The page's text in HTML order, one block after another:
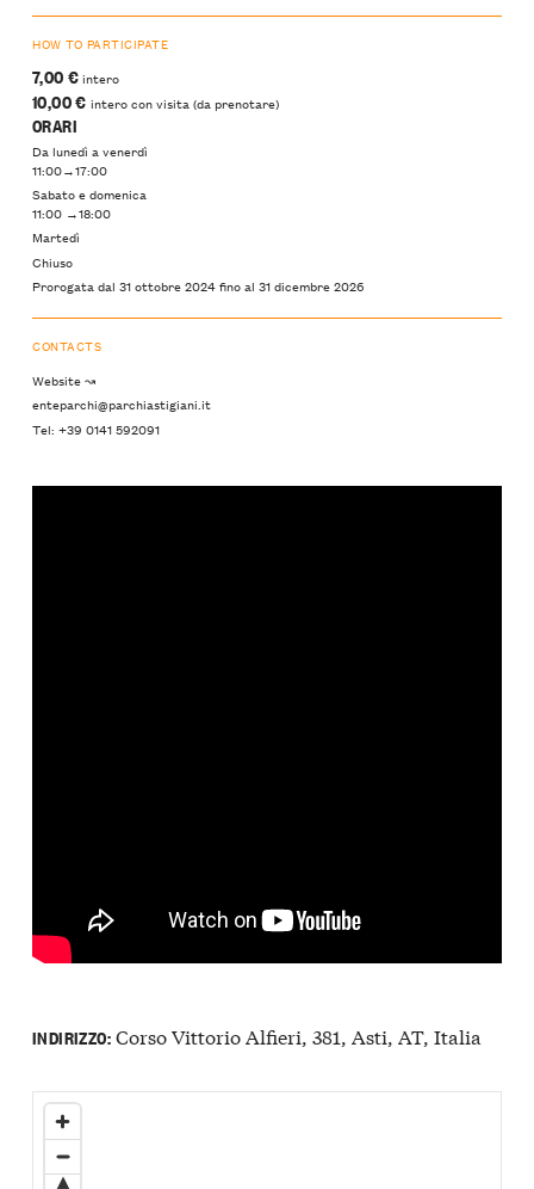
HOW TO PARTICIPATE
7,00 €intero
10,00 € intero con visita (da prenotare)
ORARI
Da lunedì a venerdì
11:00→17:00
Sabato e domenica
11:00 →18:00
Martedì
Chiuso
Prorogata dal 31 ottobre 2024 fino al 31 dicembre 2026
CONTACTS
Website ↝
enteparchi@parchiastigiani.it
Tel: +39 0141 592091
INDIRIZZO:Corso Vittorio Alfieri, 381, Asti, AT, Italia